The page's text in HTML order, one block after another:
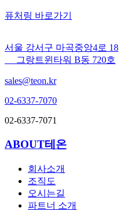
퓨처링 바로가기
서울 강서구 마곡중앙4로 18
그랑트윈타워 B동 720호
sales@teon.kr
02-6337-7070
02-6337-7071
ABOUT테온
회사소개
조직도
오시는길
파트너 소개